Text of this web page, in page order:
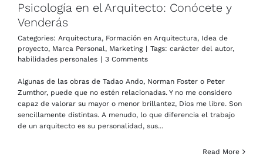
Psicología en el Arquitecto: Conócete y
Venderás
Categories: Arquitectura, Formación en Arquitectura, Idea de
proyecto, Marca Personal, Marketing | Tags: carácter del autor,
habilidades personales | 3 Comments
Algunas de las obras de Tadao Ando, Norman Foster o Peter
Zumthor, puede que no estén relacionadas. Y no me considero
capaz de valorar su mayor o menor brillantez, Dios me libre. Son
sencillamente distintas. A menudo, lo que diferencia el trabajo
de un arquitecto es su personalidad, sus...
Read More